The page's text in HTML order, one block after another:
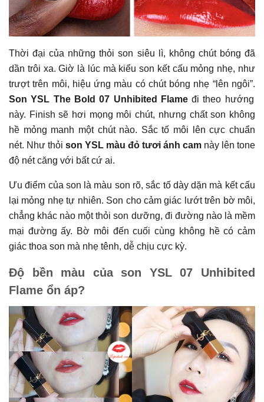
Thời đại của những thỏi son siêu lì, không chút bóng đã
dần trôi xa. Giờ là lúc mà kiểu son kết cấu mỏng nhẹ, như
trượt trên môi, hiệu ứng màu có chút bóng nhẹ “lên ngôi”.
Son YSL The Bold 07 Unhibited Flameđi theo hướng
này. Finish sẽ hơi mọng môi chút, nhưng chất son không
hề mỏng manh một chút nào. Sắc tố môi lên cực chuẩn
nét. Như thỏi son YSL màu đỏ tươi ánh cam này lên tone
độ nét căng với bất cứ ai.
Ưu điểm của son là màu son rõ, sắc tố dày dặn mà kết cấu
lại mỏng nhẹ tự nhiên. Son cho cảm giác lướt trên bờ môi,
chẳng khác nào một thỏi son dưỡng, đi đường nào là mềm
mại đường ấy. Bờ môi đến cuối cùng không hề có cảm
giác thoa son mà nhẹ tênh, dễ chịu cực kỳ.
Độ bền màu của son YSL 07 Unhibited
Flame ổn áp?